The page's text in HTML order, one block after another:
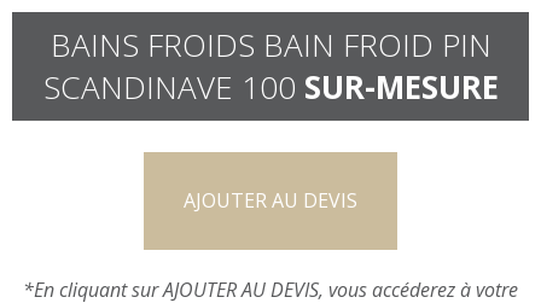
BAINS FROIDS BAIN FROID PIN
SCANDINAVE 100 SUR-MESURE
AJOUTER AU DEVIS
*En cliquant sur AJOUTER AU DEVIS, vous accéderez à votre